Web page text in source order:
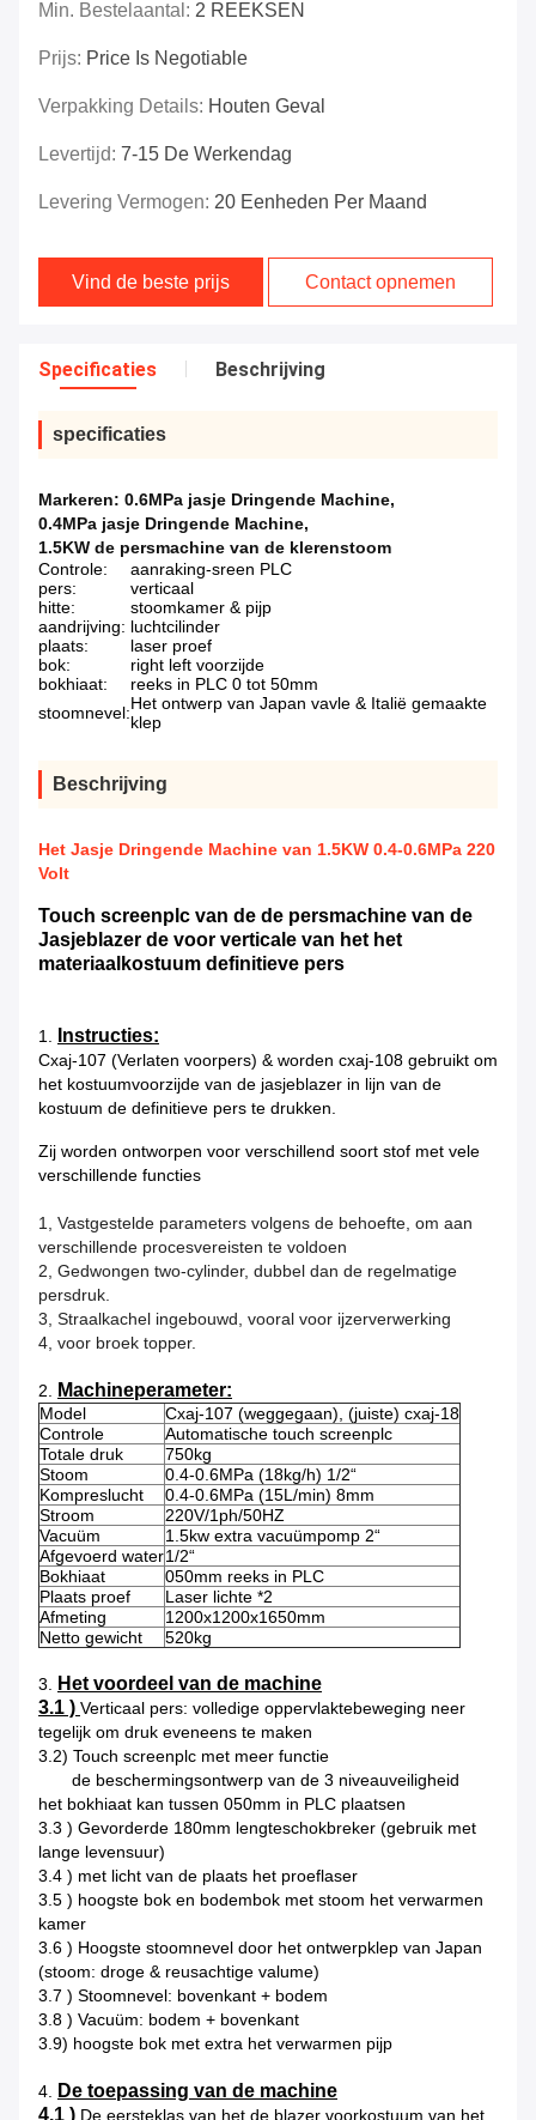
Min. Bestelaantal: 2 REEKSEN
Prijs: Price Is Negotiable
Verpakking Details: Houten Geval
Levertijd: 7-15 De Werkendag
Levering Vermogen: 20 Eenheden Per Maand
Vind de beste prijs Contact opnemen
Specificaties Beschrijving
specificaties
Markeren: 0.6MPa jasje Dringende Machine,
0.4MPa jasje Dringende Machine,
1.5KW de persmachine van de klerenstoom
Controle:
aanraking-sreen PLC
pers:
verticaal
hitte:
stoomkamer & pijp
aandrijving: luchtcilinder
plaats:
laser proef
bok:
right left voorzijde
bokhiaat:
reeks in PLC 0 tot 50mm
stoomnevel:Het ontwerp van Japan vavle & Italië gemaakte
klep
Beschrijving
Het Jasje Dringende Machine van 1.5KW 0.4-0.6MPa 220
Volt
Touch screenplc van de de persmachine van de
Jasjeblazer de voor verticale van het het
materiaalkostuum definitieve pers
1. Instructies:
Cxaj-107 (Verlaten voorpers) & worden cxaj-108 gebruikt om
het kostuumvoorzijde van de jasjeblazer in lijn van de
kostuum de definitieve pers te drukken.
Zij worden ontworpen voor verschillend soort stof met vele
verschillende functies
1, Vastgestelde parameters volgens de behoefte, om aan
verschillende procesvereisten te voldoen
2, Gedwongen two-cylinder, dubbel dan de regelmatige
persdruk.
3, Straalkachel ingebouwd, vooral voor ijzerverwerking
4, voor broek topper.
2. Machineperameter:
Model
Cxaj-107 (weggegaan), (juiste) cxaj-18
Controle
Automatische touch screenplc
Totale druk
750kg
Stoom
0.4-0.6MPa (18kg/h) 1/2“
Kompreslucht
0.4-0.6MPa (15L/min) 8mm
Stroom
220V/1ph/50HZ
Vacuüm
1.5kw extra vacuümpomp 2“
Afgevoerd water1/2“
Bokhiaat
050mm reeks in PLC
Plaats proef
Laser lichte *2
Afmeting
1200x1200x1650mm
Netto gewicht
520kg
3. Het voordeel van de machine
3.1 ) Verticaal pers: volledige oppervlaktebeweging neer
tegelijk om druk eveneens te maken
3.2) Touch screenplc met meer functie
de beschermingsontwerp van de 3 niveauveiligheid
het bokhiaat kan tussen 050mm in PLC plaatsen
3.3 ) Gevorderde 180mm lengteschokbreker (gebruik met
lange levensuur)
3.4 ) met licht van de plaats het proeflaser
3.5 ) hoogste bok en bodembok met stoom het verwarmen
kamer
3.6 ) Hoogste stoomnevel door het ontwerpklep van Japan
(stoom: droge & reusachtige valume)
3.7 ) Stoomnevel: bovenkant + bodem
3.8 ) Vacuüm: bodem + bovenkant
3.9) hoogste bok met extra het verwarmen pijp
4. De toepassing van de machine
4.1 ) De eersteklas van het de blazer voorkostuum van het